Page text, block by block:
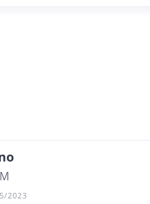
2023